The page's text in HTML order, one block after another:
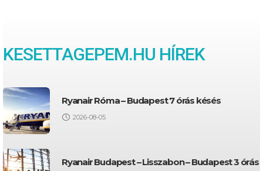
KESETTAGEPEM.HU HÍREK
Ryanair Róma – Budapest 7 órás késés
2026-08-05
Ryanair Budapest – Lisszabon – Budapest 3 órás